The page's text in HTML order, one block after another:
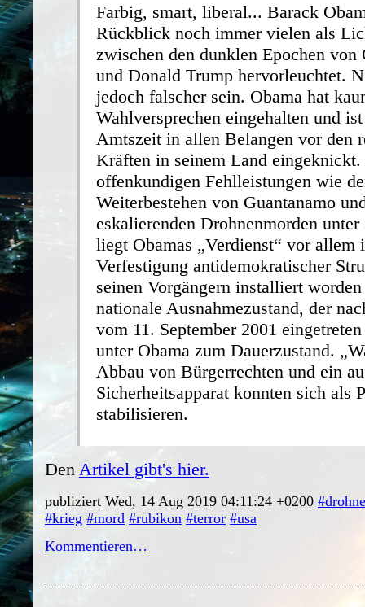
Farbig, smart, liberal... Barack
Rückblick noch immer vielen als
zwischen den dunklen Epochen von
und Donald Trump hervorleuchtet.
jedoch falscher sein. Obama hat
Wahlversprechen eingehalten und
Amtszeit in allen Belangen vor den
Kräften in seinem Land eingeknickt.
offenkundigen Fehlleistungen wie
Weiterbestehen von Guantanamo
eskalierenden Drohnenmorden
liegt Obamas „Verdienst“ vor allem
Verfestigung antidemokratischer
seinen Vorgängern installiert
nationale Ausnahmezustand, der
vom 11. September 2001
unter Obama zum Dauerzustand.
Abbau von Bürgerrechten und ein
Sicherheitsapparat konnten sich als
stabilisieren.
Den Artikel gibt's hier.
publiziert Wed, 14 Aug 2019 04:11:24 +0200
#krieg #mord #rubikon #terror #usa
Kommentieren…